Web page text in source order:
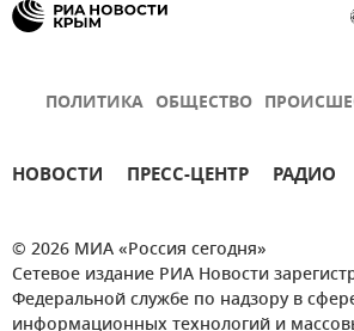
ПОЛИТИКА ОБЩЕСТВО
НОВОСТИ ПРЕСС-ЦЕНТР РАДИО
© 2026 МИА «Россия сегодня»
Сетевое издание РИА Новости
Федеральной службе по надзору в